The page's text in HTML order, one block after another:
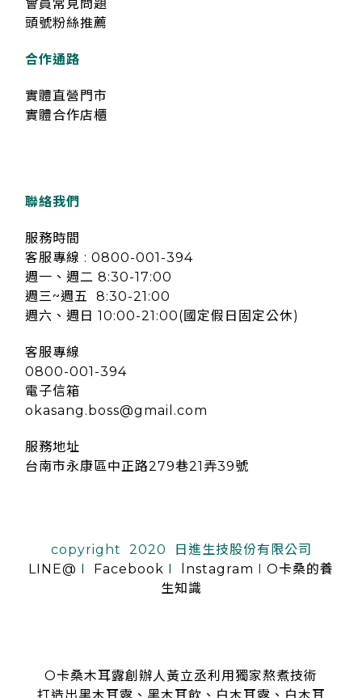
會員常見問題
頭號粉絲推薦
合作通路
實體直營門市
實體合作店櫃
聯絡我們
服務時間
客服專線 : 0800-001-394
週一、週二 8:30-17:00
週三~週五 8:30-21:00
週六、週日 10:00-21:00(國定假日固定公休)
客服專線
0800-001-394
電子信箱
okasang.boss@gmail.com
服務地址
台南市永康區中正路279巷21弄39號
copyright 2020 日進生技股份有限公司
LINE@
Facebook lnstagram
O卡桑的養
生知識
O卡桑木耳露創辦人黃立丞利用獨家熬煮技術